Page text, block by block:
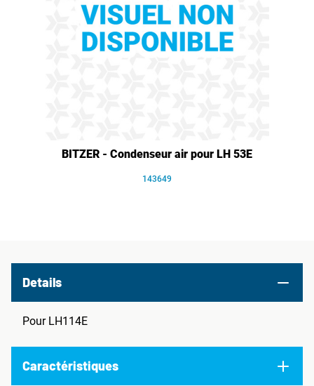
BITZER - Condenseur air pour LH 53E
143649
Details
Pour LH114E
Caractéristiques